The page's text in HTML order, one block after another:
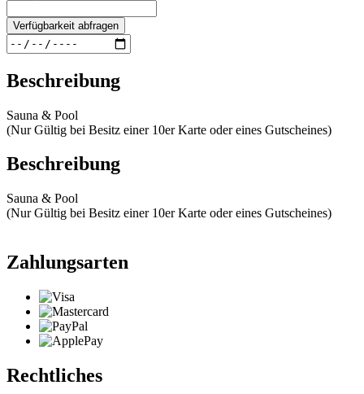
Verfügbarkeit abfragen
Beschreibung
Sauna & Pool
(Nur Gültig bei Besitz einer 10er Karte oder eines Gutscheines)
Beschreibung
Sauna & Pool
(Nur Gültig bei Besitz einer 10er Karte oder eines Gutscheines)
Zahlungsarten
Rechtliches